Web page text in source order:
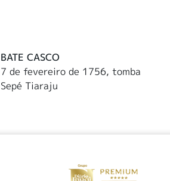
BATE CASCO
7 de fevereiro de 1756, tomba
Sepé Tiaraju